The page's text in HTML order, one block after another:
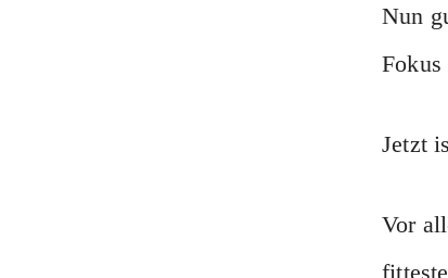
Nun
Fokus
Jetzt
Vor